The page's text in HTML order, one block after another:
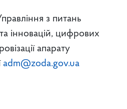
з питань
інновацій, цифрових
апарату
adm@zoda.gov.ua